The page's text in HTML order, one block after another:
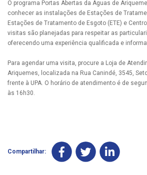
O programa Portas Abertas da Águas de
conhecer as instalações de Estações de
Estações de Tratamento de Esgoto (ETE) e
visitas são planejadas para respeitar as
oferecendo uma experiência qualificada e
Para agendar uma visita, procure a Loja de
Ariquemes, localizada na Rua Canindé, 3545,
frente à UPA. O horário de atendimento é de
às 16h30.
Compartilhar: